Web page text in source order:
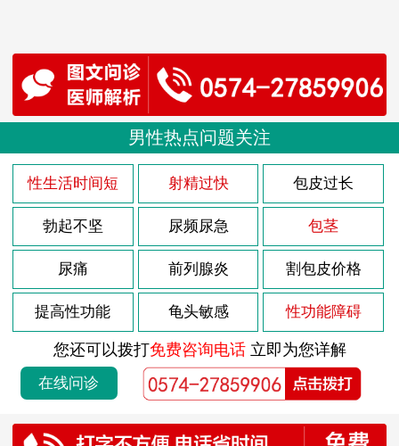
男性热点问题关注
性生活时间短 射精过快 包皮过长
勃起不坚 尿频尿急 包茎
尿痛 前列腺炎 割包皮价格
提高性功能 龟头敏感 性功能障碍
您还可以拨打免费咨询电话立即为您详解
在线问诊